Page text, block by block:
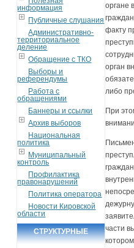
информация
Публичные слушания
Административно-
территориальное
деление
Обращение с ТКО
Выборы и
референдумы
Работа с
обращениями
Баннеры и ссылки
Архив выборов
Национальная
политика
Муниципальный
контроль
Профилактика
правонарушений
Политика оператора
Новости Кировской
области
СТРУКТУРНЫЕ
органе
факту
орган
либо
При
части